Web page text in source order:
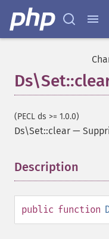
(PECL ds >= 1.0.0)
Ds\Set::clear —
Description
public function